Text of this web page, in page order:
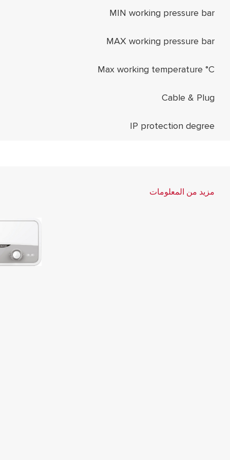
MIN working pressure bar
MAX working pressure bar
Max working temperature °C
Cable & Plug
IP protection degree
مزيد من المعلومات